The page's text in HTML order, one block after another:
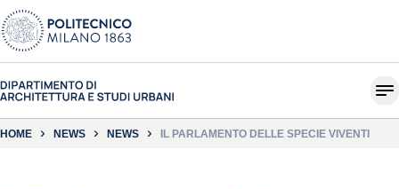
HOME NEWS NEWS IL PARLAMENTO DELLE SPECIE VIVENTI